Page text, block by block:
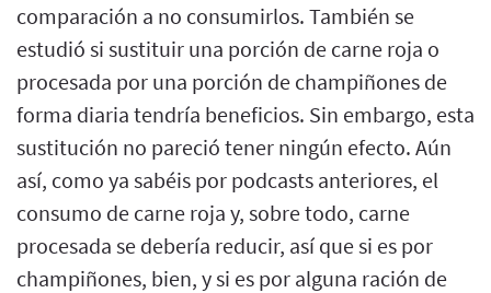
comparación a no consumirlos. También se
estudió si sustituir una porción de carne roja o
procesada por una porción de champiñones de
forma diaria tendría beneficios. Sin embargo, esta
sustitución no pareció tener ningún efecto. Aún
así, como ya sabéis por podcasts anteriores, el
consumo de carne roja y, sobre todo, carne
procesada se debería reducir, así que si es por
champiñones, bien, y si es por alguna ración de